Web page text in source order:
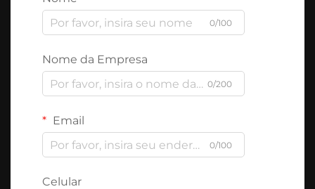
0/100
Nome da Empresa
0/200
Email
0/100
Celular